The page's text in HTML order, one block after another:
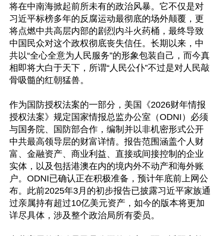
将在中南海掀起前所未有的政治风暴。它不仅是对
习近平标榜多年的反腐运动最彻底的场外颠覆，更
将点燃中共高层内部的剧烈内斗火药桶，最终导致
中国民众对这个政权彻底丧失信任。长期以来，中
共以“全心全意为人民服务”的形象包装自己，而今真
相即将大白于天下，所谓“人民公仆”不过是对人民敲
骨吸髓的红朝猛兽。
作为国防授权法案的一部分，美国《2026财年情报
授权法案》规定国家情报总监办公室（ODNI）必须
与国务院、国防部合作，编制并以非机密形式公开
中共最高领导层的财富详情。报告范围涵盖个人财
富、金融资产、商业利益、直接或间接控制的企业
实体，以及包括港澳在内的境内外不动产和海外账
户。ODNI已确认正在积极准备，预计年底前上网公
布。此前2025年3月的初步报告已披露习近平家族通
过亲属持有超过10亿美元资产，如今的版本将更加
详尽具体，涉及整个政治局所有委员。